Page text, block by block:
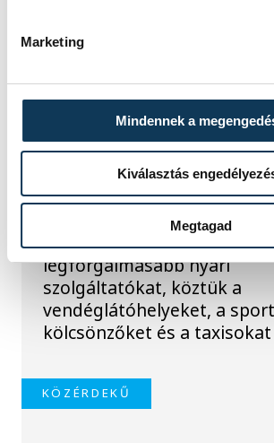
Marketing
Mindennek a
Kiválasztás
Megtagad
Rengeteg
a NAV a
A Nemzeti Adó- és
ellenőrzéssorozatában
óta Somogy, Veszprém és
vármegyében vizsgálják a
legforgalmasabb nyári
szolgáltatókat, köztük a
vendéglátóhelyeket, a
kölcsönzőket és a taxisokat
KÖZÉRDEKŰ